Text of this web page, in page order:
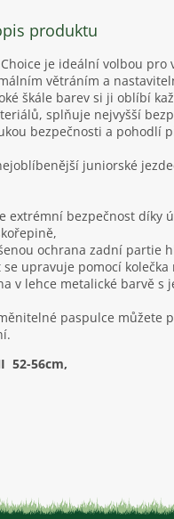
produktu
je ideální volbou pro
větráním a
škále barev si ji oblíbí
splňuje nejvyšší
bezpečnosti a pohodlí
juniorské
extrémní bezpečnost díky
ochrana zadní partie
se upravuje pomocí
v lehce metalické barvě s
paspulce můžete
52-56cm,